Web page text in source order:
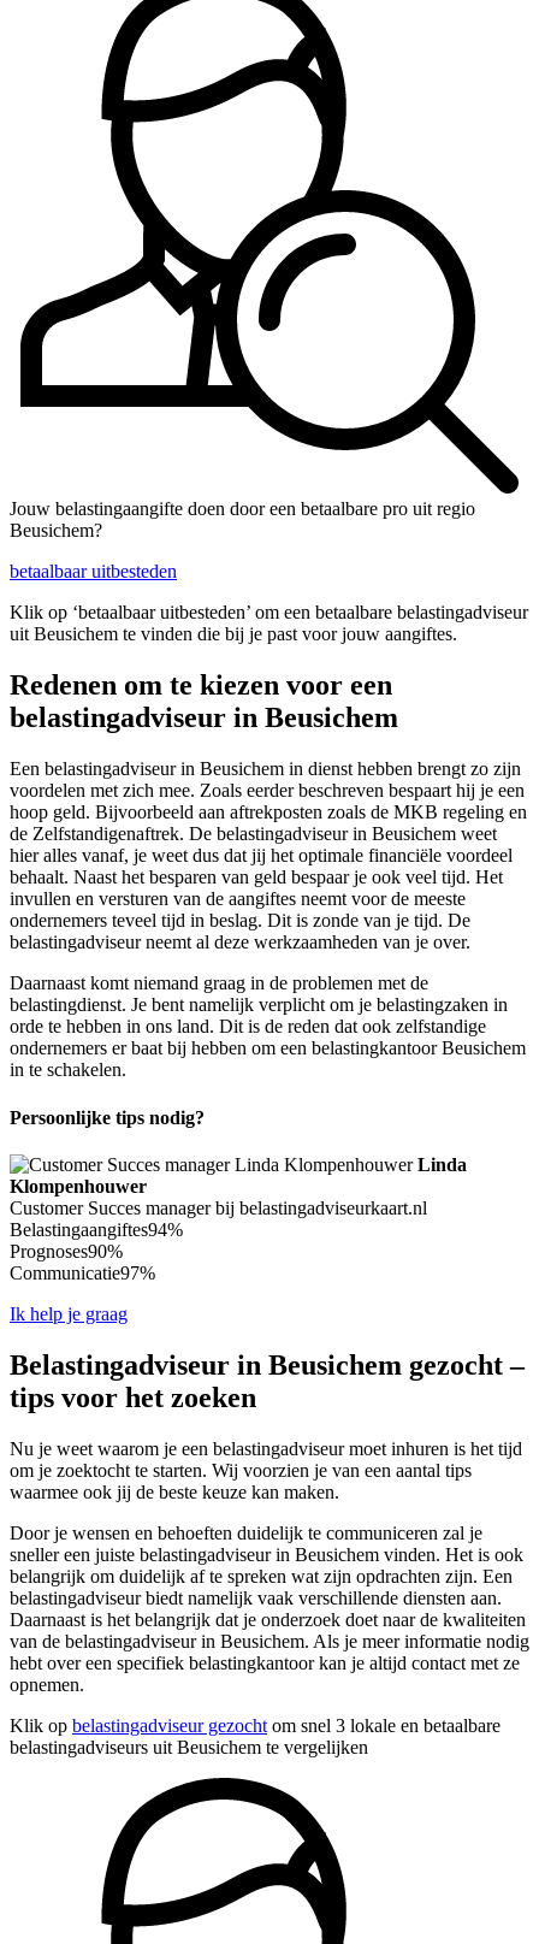
Jouw belastingaangifte doen door een betaalbare pro uit regio
Beusichem?
betaalbaar uitbesteden
Klik op ‘betaalbaar uitbesteden’ om een betaalbare belastingadviseur
uit Beusichem te vinden die bij je past voor jouw aangiftes.
Redenen om te kiezen voor een
belastingadviseur in Beusichem
Een belastingadviseur in Beusichem in dienst hebben brengt zo zijn
voordelen met zich mee. Zoals eerder beschreven bespaart hij je een
hoop geld. Bijvoorbeeld aan aftrekposten zoals de MKB regeling en
de Zelfstandigenaftrek. De belastingadviseur in Beusichem weet
hier alles vanaf, je weet dus dat jij het optimale financiële voordeel
behaalt. Naast het besparen van geld bespaar je ook veel tijd. Het
invullen en versturen van de aangiftes neemt voor de meeste
ondernemers teveel tijd in beslag. Dit is zonde van je tijd. De
belastingadviseur neemt al deze werkzaamheden van je over.
Daarnaast komt niemand graag in de problemen met de
belastingdienst. Je bent namelijk verplicht om je belastingzaken in
orde te hebben in ons land. Dit is de reden dat ook zelfstandige
ondernemers er baat bij hebben om een belastingkantoor Beusichem
in te schakelen.
Persoonlijke tips nodig?
Linda
Klompenhouwer
Customer Succes manager bij belastingadviseurkaart.nl
Belastingaangiftes94%
Prognoses90%
Communicatie97%
Ik help je graag
Belastingadviseur in Beusichem gezocht –
tips voor het zoeken
Nu je weet waarom je een belastingadviseur moet inhuren is het tijd
om je zoektocht te starten. Wij voorzien je van een aantal tips
waarmee ook jij de beste keuze kan maken.
Door je wensen en behoeften duidelijk te communiceren zal je
sneller een juiste belastingadviseur in Beusichem vinden. Het is ook
belangrijk om duidelijk af te spreken wat zijn opdrachten zijn. Een
belastingadviseur biedt namelijk vaak verschillende diensten aan.
Daarnaast is het belangrijk dat je onderzoek doet naar de kwaliteiten
van de belastingadviseur in Beusichem. Als je meer informatie nodig
hebt over een specifiek belastingkantoor kan je altijd contact met ze
opnemen.
Klik op belastingadviseur gezocht om snel 3 lokale en betaalbare
belastingadviseurs uit Beusichem te vergelijken